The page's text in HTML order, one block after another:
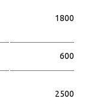
1800
600
2500